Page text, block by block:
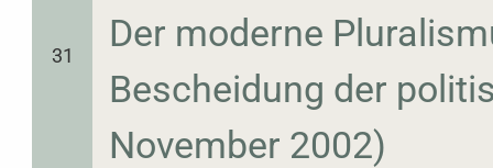
31
Der moderne
Bescheidung der
November 2002)